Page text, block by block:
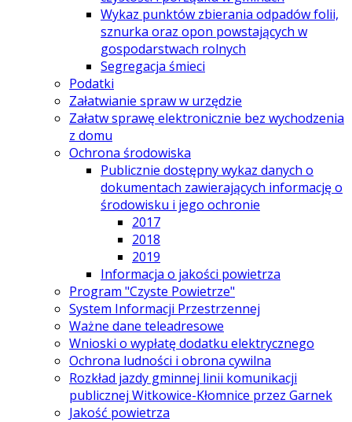
Wykaz punktów zbierania odpadów folii,
sznurka oraz opon powstających w
gospodarstwach rolnych
Segregacja śmieci
Podatki
Załatwianie spraw w urzędzie
Załatw sprawę elektronicznie bez wychodzenia
z domu
Ochrona środowiska
Publicznie dostępny wykaz danych o
dokumentach zawierających informację o
środowisku i jego ochronie
2017
2018
2019
Informacja o jakości powietrza
Program "Czyste Powietrze"
System Informacji Przestrzennej
Ważne dane teleadresowe
Wnioski o wypłatę dodatku elektrycznego
Ochrona ludności i obrona cywilna
Rozkład jazdy gminnej linii komunikacji
publicznej Witkowice-Kłomnice przez Garnek
Jakość powietrza